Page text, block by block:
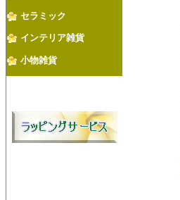
セラミック
インテリア雑貨
小物雑貨